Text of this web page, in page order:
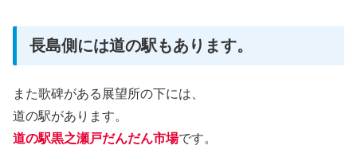
長島側には道の駅もあります。
また歌碑がある展望所の下には、
道の駅があります。
道の駅黒之瀬戸だんだん市場です。